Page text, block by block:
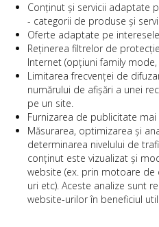
Conținut și servicii adaptate
- categorii de produse și
Oferte adaptate pe
Reținerea filtrelor de
Internet (opțiuni family
Limitarea frecvenței de
numărului de afișări a unei
pe un site.
Furnizarea de publicitate
Măsurarea, optimizarea și
determinarea nivelului de
conținut este vizualizat și
website (ex. prin motoare de
uri etc). Aceste analize sunt
website-urilor în beneficiul